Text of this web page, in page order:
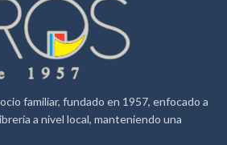
familiar, fundado en 1957, enfocado a
a nivel local, manteniendo una